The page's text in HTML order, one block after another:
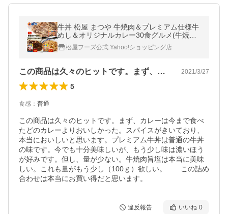
牛丼 松屋 まつや 牛焼肉＆プレミアム仕様牛
めし＆オリジナルカレー30食グルメ(牛焼肉
旨塩だれ60g ×5 牛めし×10 カレー×15) 非常
食松屋フーズ公式 Yahoo!ショッピング店
この商品は久々のヒットです。まず、カレ… 2021/3/27
5
食感 ： 普通
この商品は久々のヒットです。まず、カレーは今まで食べ
たどのカレーよりおいしかった。スパイスがきいており、
本当においしいと思います。プレミアム牛丼は普通の牛丼
の味です。今でも十分美味しいが、もう少し味は濃いほう
が好みです。但し、量が少ない。牛焼肉旨塩は本当に美味
しい。これも量がもう少し（100ｇ）欲しい。　　この詰め
合わせは本当にお買い得だと思います。
違反報告 いいね 0